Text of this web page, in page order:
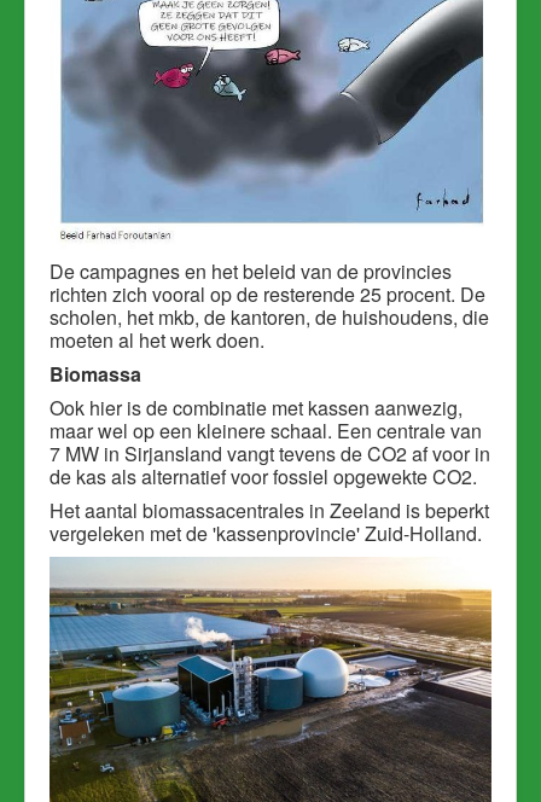
De campagnes en het beleid van de provincies
richten zich vooral op de resterende 25 procent. De
scholen, het mkb, de kantoren, de huishoudens, die
moeten al het werk doen.
Biomassa
Ook hier is de combinatie met kassen aanwezig,
maar wel op een kleinere schaal. Een centrale van
7 MW in Sirjansland vangt tevens de CO2 af voor in
de kas als alternatief voor fossiel opgewekte CO2.
Het aantal biomassacentrales in Zeeland is beperkt
vergeleken met de 'kassenprovincie' Zuid-Holland.